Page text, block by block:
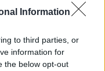
Information
to third parties, or
information for
the below opt-out
ben épült egy
...